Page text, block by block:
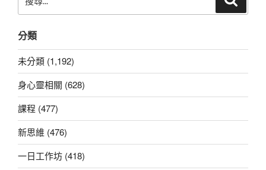
尋
鍵
字:
分類
未分類 (1,192)
身心靈相關 (628)
課程 (477)
新思維 (476)
一日工作坊 (418)